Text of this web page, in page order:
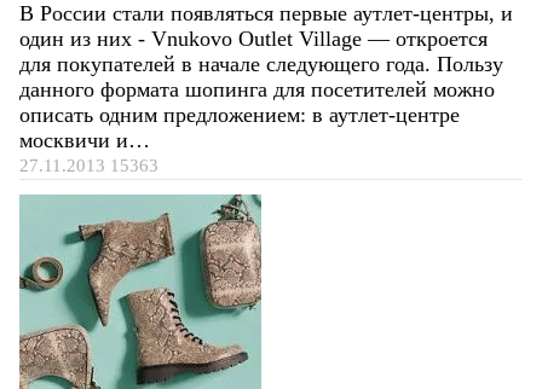
В России стали появляться первые аутлет-центры, и
один из них - Vnukovo Outlet Village — откроется
для покупателей в начале следующего года. Пользу
данного формата шопинга для посетителей можно
описать одним предложением: в аутлет-центре
москвичи и…
27.11.2013 15363